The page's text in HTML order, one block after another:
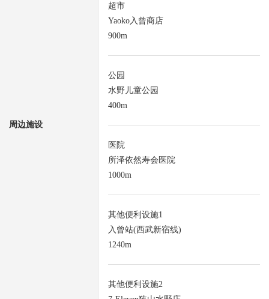
周边施设
超市
Yaoko入曾商店
900m
公园
水野儿童公园
400m
医院
所泽依然寿会医院
1000m
其他便利设施1
入曾站(西武新宿线)
1240m
其他便利设施2